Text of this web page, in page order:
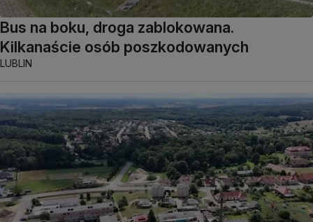
Bus na boku, droga zablokowana.
Kilkanaście osób poszkodowanych
LUBLIN